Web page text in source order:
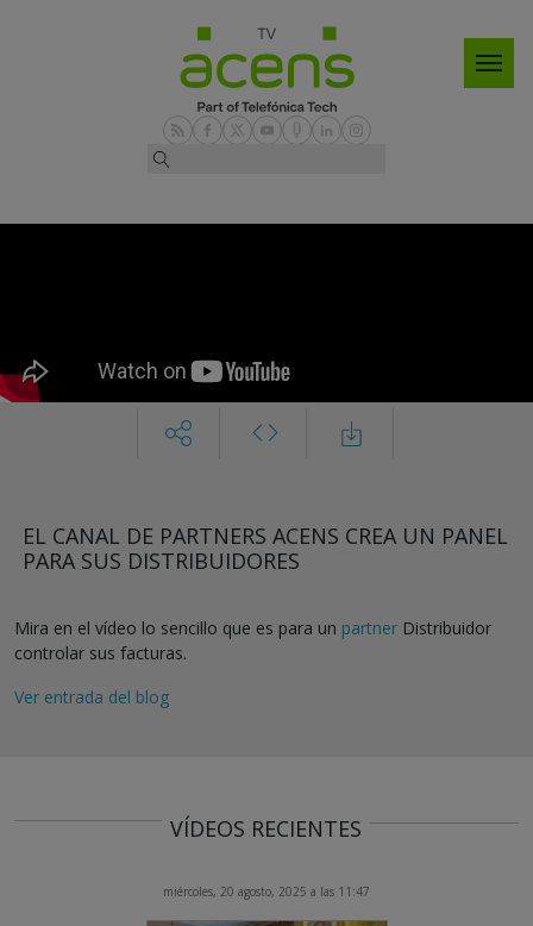
EL CANAL DE PARTNERS ACENS CREA UN PANEL
PARA SUS DISTRIBUIDORES
Mira en el vídeo lo sencillo que es para un partner Distribuidor
controlar sus facturas.
Ver entrada del blog
VÍDEOS RECIENTES
miércoles, 20 agosto, 2025 a las 11:47